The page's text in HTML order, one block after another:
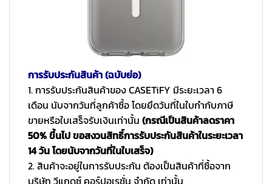
การรับประกันสินค้า (ฉบับย่อ)
1. การรับประกันสินค้าของ CASETiFY มีระยะเวลา 6
เดือน นับจากวันที่ลูกค้าซื้อ โดยยึดวันที่ในใบกำกับภาษี
ขายหรือใบเสร็จรับเงินเท่านั้น (กรณีเป็นสินค้าลดราคา
50% ขึ้นไป ขอสงวนสิทธิ์การรับประกันสินค้าในระยะเวลา
14 วัน โดยนับจากวันที่ในใบเสร็จ)
2. สินค้าจะอยู่ในการรับประกัน ต้องเป็นสินค้าที่ซื้อจาก
บริษัท วีแกดซ์ คอร์ปอเรชั่น จำกัด เท่านั้น